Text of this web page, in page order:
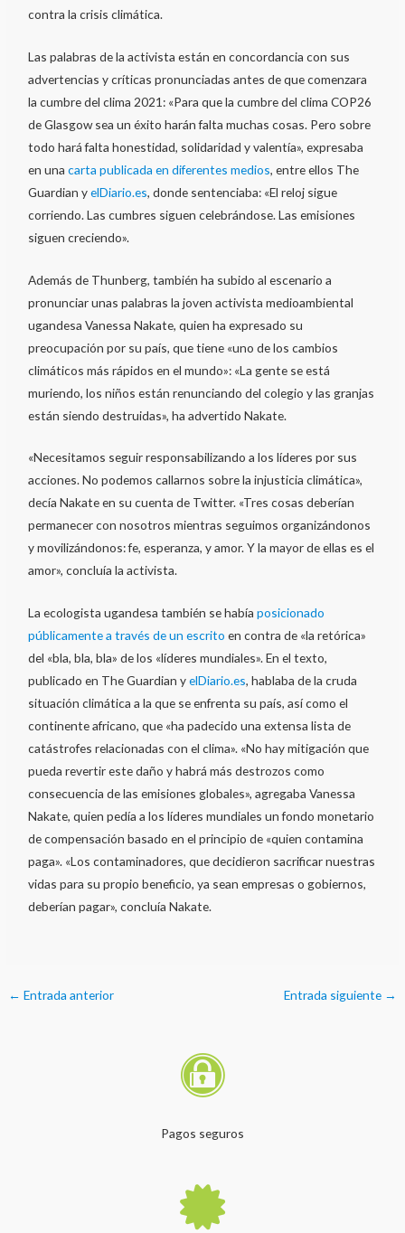
contra la crisis climática.
Las palabras de la activista están en concordancia con sus
advertencias y críticas pronunciadas antes de que comenzara
la cumbre del clima 2021: «Para que la cumbre del clima COP26
de Glasgow sea un éxito harán falta muchas cosas. Pero sobre
todo hará falta honestidad, solidaridad y valentía», expresaba
en unacarta publicada en diferentes medios, entre ellos The
Guardian yelDiario.es, donde sentenciaba: «El reloj sigue
corriendo. Las cumbres siguen celebrándose. Las emisiones
siguen creciendo».
Además de Thunberg, también ha subido al escenario a
pronunciar unas palabras la joven activista medioambiental
ugandesa Vanessa Nakate, quien ha expresado su
preocupación por su país, que tiene «uno de los cambios
climáticos más rápidos en el mundo»: «La gente se está
muriendo, los niños están renunciando del colegio y las granjas
están siendo destruidas», ha advertido Nakate.
«Necesitamos seguir responsabilizando a los líderes por sus
acciones. No podemos callarnos sobre la injusticia climática»,
decía Nakate en su cuenta de Twitter. «Tres cosas deberían
permanecer con nosotros mientras seguimos organizándonos
y movilizándonos: fe, esperanza, y amor. Y la mayor de ellas es el
amor», concluía la activista.
La ecologista ugandesa también se habíaposicionado
públicamente a través de un escrito en contra de «la retórica»
del «bla, bla, bla» de los «líderes mundiales». En el texto,
publicado en The Guardian yelDiario.es, hablaba de la cruda
situación climática a la que se enfrenta su país, así como el
continente africano, que «ha padecido una extensa lista de
catástrofes relacionadas con el clima». «No hay mitigación que
pueda revertir este daño y habrá más destrozos como
consecuencia de las emisiones globales», agregaba Vanessa
Nakate, quien pedía a los líderes mundiales un fondo monetario
de compensación basado en el principio de «quien contamina
paga». «Los contaminadores, que decidieron sacrificar nuestras
vidas para su propio beneficio, ya sean empresas o gobiernos,
deberían pagar», concluía Nakate.
← Entrada anterior Entrada siguiente →
Pagos seguros